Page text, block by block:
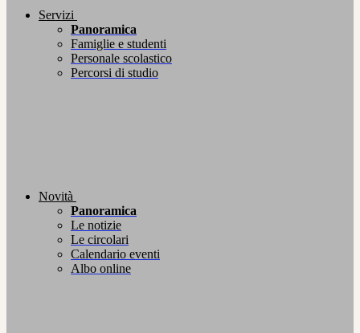
Servizi
Panoramica
Famiglie e studenti
Personale scolastico
Percorsi di studio
Novità
Panoramica
Le notizie
Le circolari
Calendario eventi
Albo online